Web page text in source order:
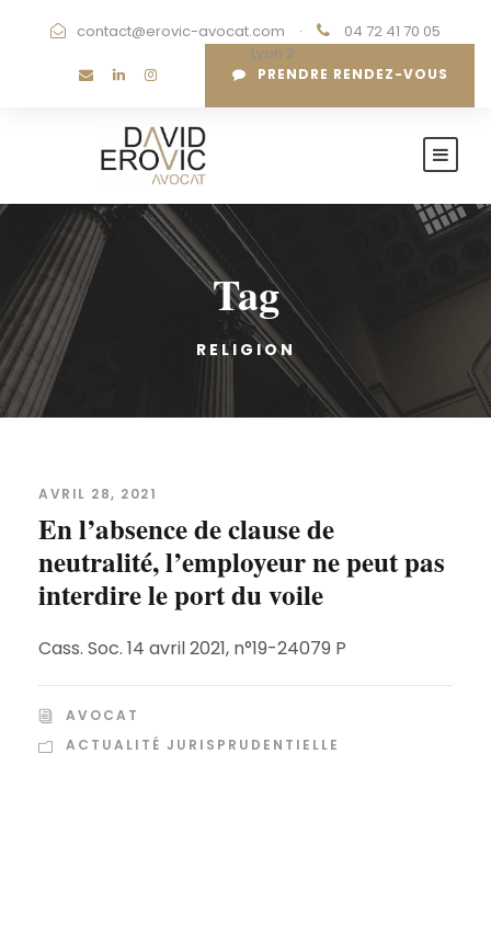
contact@erovic-avocat.com ·
04 72 41 70 05
·
Lyon 2
PRENDRE RENDEZ-VOUS
Tag
RELIGION
AVRIL 28, 2021
En l’absence de clause de
neutralité, l’employeur ne peut pas
interdire le port du voile
Cass. Soc. 14 avril 2021, n°19-24079 P
AVOCAT
ACTUALITÉ JURISPRUDENTIELLE